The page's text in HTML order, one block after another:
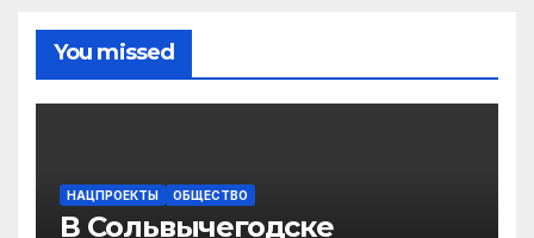
You missed
НАЦПРОЕКТЫ ОБЩЕСТВО
В Сольвычегодске